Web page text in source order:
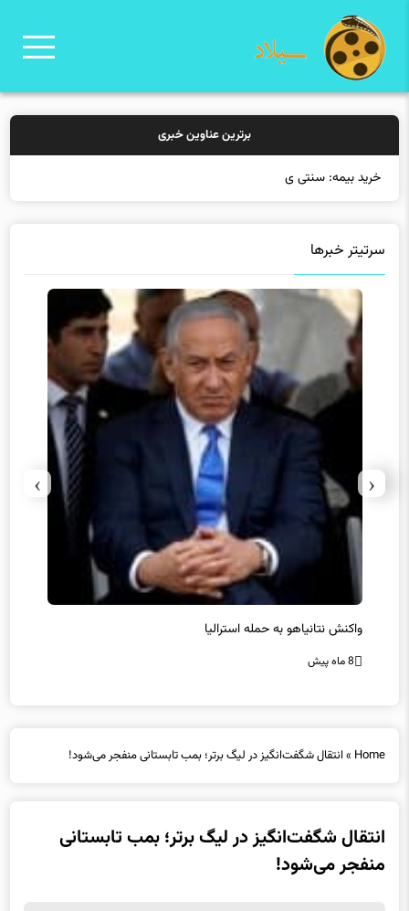
برترین عناوین خبری
خرید بیمه: سنتی یا آنلاین؟ ک
سرتیتر خبرها
واکنش نتانیاهو به حمله استرالیا
8 ماه پیش
‹
›
Home
» انتقال شگفت‌انگیز در لیگ برتر؛ بمب تابستانی منفجر می‌شود!
انتقال شگفت‌انگیز در لیگ برتر؛ بمب تابستانی
منفجر می‌شود!